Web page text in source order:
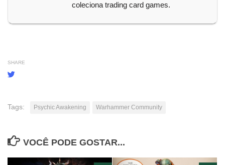
coleciona trading card games.
SHARE
Tags: Psychic Awakening Warhammer Community
VOCÊ PODE GOSTAR...